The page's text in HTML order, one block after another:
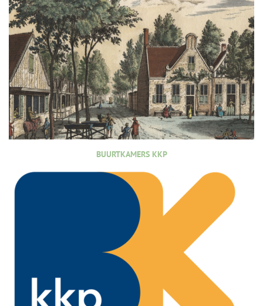
BUURTKAMERS KKP